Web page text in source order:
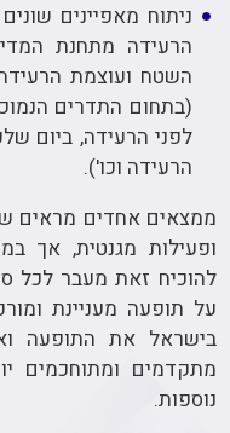
ניתוח מאפיינים
הרעידה מתחנת
השטח ועוצמת
(בתחום התדרים
לפני הרעידה, ביום
הרעידה וכו').
ממצאים אחדים מראים
ופעילות מגנטית, אך
להוכיח זאת מעבר לכל
על תופעה מעניינת
בישראל את התופעה
מתקדמים ומתוחכמים
נוספות.